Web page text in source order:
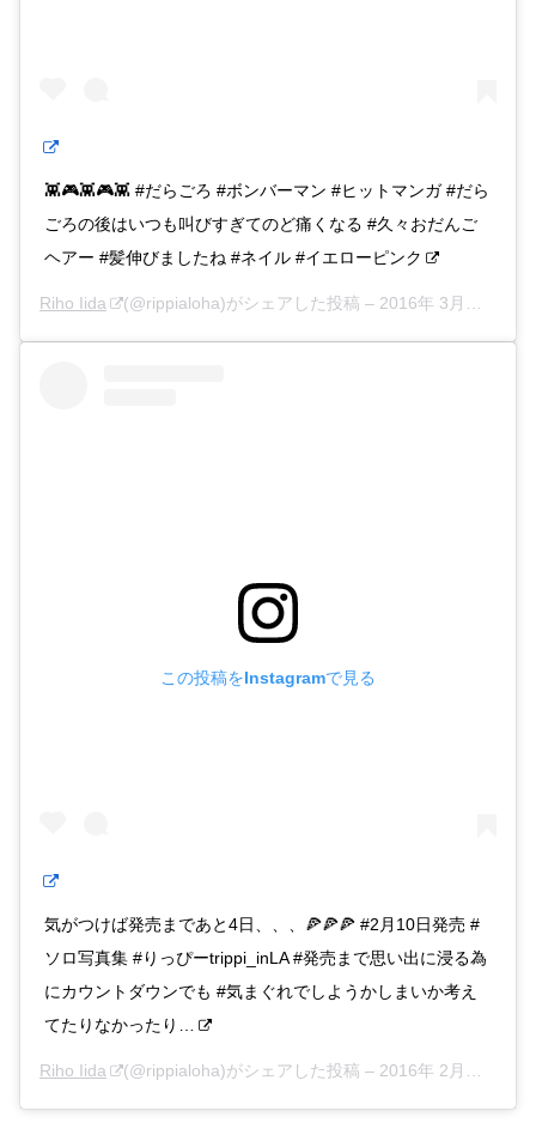
👾🎮👾🎮👾 #だらごろ #ボンバーマン #ヒットマンガ #だら
ごろの後はいつも叫びすぎてのど痛くなる #久々おだんご
ヘアー #髪伸びましたね #ネイル #イエローピンク
Riho Iida (@rippialoha)がシェアした投稿 – 2016年 3月月2日午後4時02分PST
この投稿をInstagramで見る
気がつけば発売まであと4日、、、🍕🍕🍕 #2月10日発売 #
ソロ写真集 #りっぴーtrippi_inLA #発売まで思い出に浸る為
にカウントダウンでも #気まぐれでしようかしまいか考え
てたりなかったり…
Riho Iida (@rippialoha)がシェアした投稿 – 2016年 2月月5日午後11時15分PST